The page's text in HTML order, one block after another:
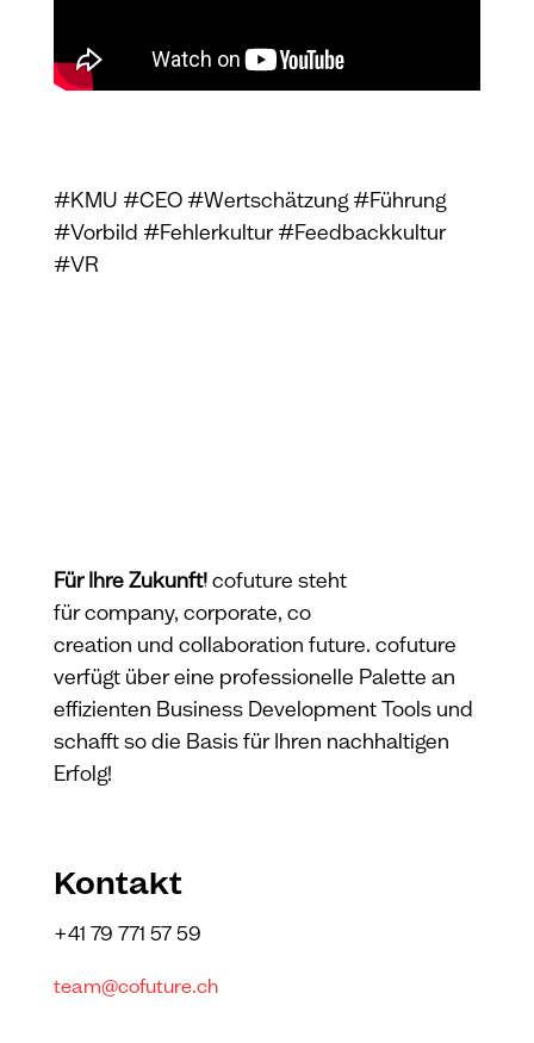
#KMU #CEO #Wertschätzung #Führung
#Vorbild #Fehlerkultur #Feedbackkultur
#VR
Für Ihre Zukunft!cofuture steht
für company, corporate, co
creation und collaboration future. cofuture
verfügt über eine professionelle Palette an
effizienten Business Development Tools und
schafft so die Basis für Ihren nachhaltigen
Erfolg!
Kontakt
+41 79 771 57 59
team@cofuture.ch